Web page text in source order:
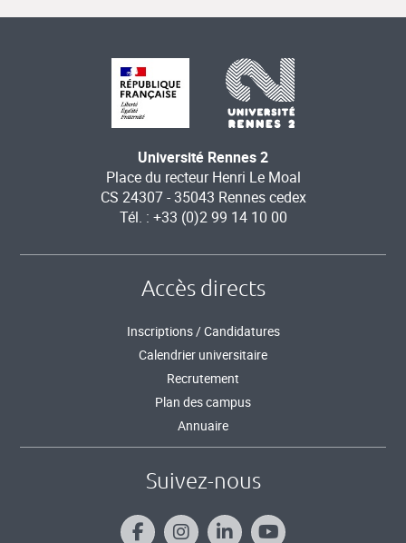
Université Rennes 2
Place du recteur Henri Le Moal
CS 24307 - 35043 Rennes cedex
Tél. : +33 (0)2 99 14 10 00
Accès directs
Inscriptions / Candidatures
Calendrier universitaire
Recrutement
Plan des campus
Annuaire
Suivez-nous